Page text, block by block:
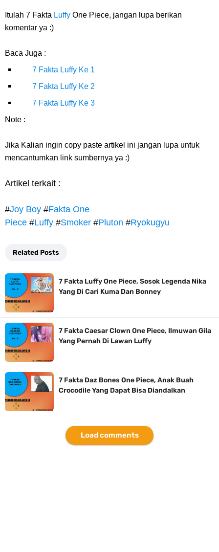
Itulah 7 Fakta Luffy One Piece, jangan lupa berikan
komentar ya :)
Baca Juga :
7 Fakta Luffy Ke 1
7 Fakta Luffy Ke 2
7 Fakta Luffy Ke 3
Note :
Jika Kalian ingin copy paste artikel ini jangan lupa untuk
mencantumkan link sumbernya ya :)
Artikel terkait :
#Joy Boy #Fakta One
Piece #Luffy #Smoker #Pluton #Ryokugyu
Related Posts
7 Fakta Luffy One Piece, Sosok Legenda Nika
Yang Di Cari Kuma Dan Bonney
7 Fakta Caesar Clown One Piece, Ilmuwan Gila
Yang Pernah Di Lawan Luffy
7 Fakta Daz Bones One Piece, Anak Buah
Crocodile Yang Dapat Bisa Diandalkan
Load comments